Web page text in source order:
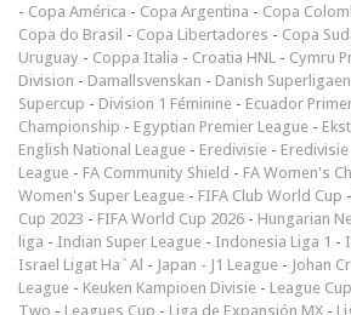
- Copa América - Copa Argentina - Copa
Copa do Brasil - Copa Libertadores - Copa
Uruguay - Coppa Italia - Croatia HNL - Cymru
Division - Damallsvenskan - Danish Superligaen
Supercup - Division 1 Féminine - Ecuador
Championship - Egyptian Premier League -
English National League - Eredivisie -
League - FA Community Shield - FA Women's
Women's Super League - FIFA Club World Cup -
Cup 2023 - FIFA World Cup 2026 - Hungarian
liga - Indian Super League - Indonesia Liga 1 -
Israel Ligat Ha`Al - Japan - J1 League - Johan
League - Keuken Kampioen Divisie - League Cup
Two - Leagues Cup - Liga de Expansión MX -